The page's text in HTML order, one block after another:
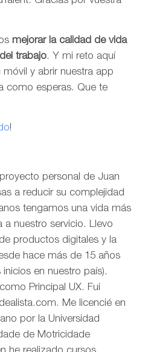
mejorar la calidad de vida
trabajo. Y mi reto aquí
y abrir nuestra app
como esperas. Que te
!
personal de Juan
a reducir su complejidad
tengamos una vida más
a nuestro servicio. Llevo
productos digitales y la
hace más de 15 años
en nuestro país).
Principal UX. Fui
Me licencié en
por la Universidad
de Motricidade